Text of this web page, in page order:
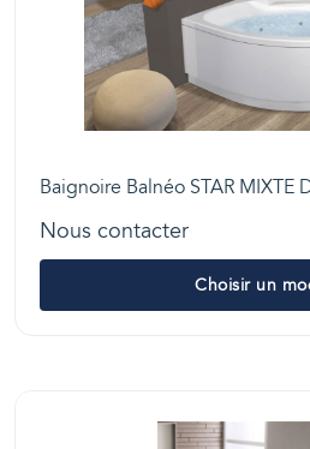
Baignoire Balnéo STAR MIXTE
Nous contacter
Choisir un